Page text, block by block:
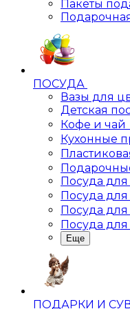
Пакеты
ПОСУДА
Вазы для
Детская
Кофе и чай
Кухонные
Посуда
Посуда
Посуда для
Посуда
Еще
ПОДАРКИ И